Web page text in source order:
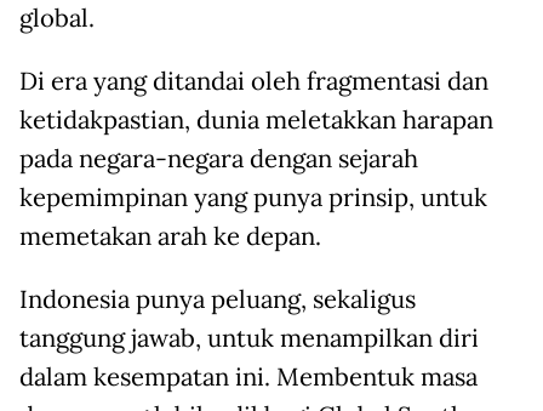
global.
Di era yang ditandai oleh fragmentasi dan
ketidakpastian, dunia meletakkan harapan
pada negara-negara dengan sejarah
kepemimpinan yang punya prinsip, untuk
memetakan arah ke depan.
Indonesia punya peluang, sekaligus
tanggung jawab, untuk menampilkan diri
dalam kesempatan ini. Membentuk masa